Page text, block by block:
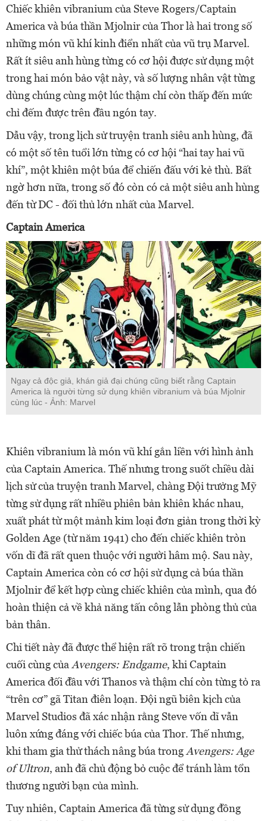
Chiếc khiên vibranium của Steve Rogers/Captain
America và búa thần Mjolnir của Thor là hai trong số
những món vũ khí kinh điển nhất của vũ trụ Marvel.
Rất ít siêu anh hùng từng có cơ hội được sử dụng một
trong hai món bảo vật này, và số lượng nhân vật từng
dùng chúng cùng một lúc thậm chí còn thấp đến mức
chỉ đếm được trên đầu ngón tay.
Dẫu vậy, trong lịch sử truyện tranh siêu anh hùng, đã
có một số tên tuổi lớn từng có cơ hội “hai tay hai vũ
khí”, một khiên một búa để chiến đấu với kẻ thù. Bất
ngờ hơn nữa, trong số đó còn có cả một siêu anh hùng
đến từ DC - đối thủ lớn nhất của Marvel.
Captain America
Ngay cả độc giả, khán giả đại chúng cũng biết rằng Captain
America là người từng sử dụng khiên vibranium và búa Mjolnir
cùng lúc - Ảnh: Marvel
Khiên vibranium là món vũ khí gắn liền với hình ảnh
của Captain America. Thế nhưng trong suốt chiều dài
lịch sử của truyện tranh Marvel, chàng Đội trưởng Mỹ
từng sử dụng rất nhiều phiên bản khiên khác nhau,
xuất phát từ một mảnh kim loại đơn giản trong thời kỳ
Golden Age (từ năm 1941) cho đến chiếc khiên tròn
vốn dĩ đã rất quen thuộc với người hâm mộ. Sau này,
Captain America còn có cơ hội sử dụng cả búa thần
Mjolnir để kết hợp cùng chiếc khiên của mình, qua đó
hoàn thiện cả về khả năng tấn công lẫn phòng thủ của
bản thân.
Chi tiết này đã được thể hiện rất rõ trong trận chiến
cuối cùng củaAvengers: Endgame, khi Captain
America đối đầu với Thanos và thậm chí còn từng tỏ ra
“trên cơ” gã Titan điên loạn. Đội ngũ biên kịch của
Marvel Studios đã xác nhận rằng Steve vốn dĩ vẫn
luôn xứng đáng với chiếc búa của Thor. Thế nhưng,
khi tham gia thử thách nâng búa trongAvengers: Age
of Ultron, anh đã chủ động bỏ cuộc để tránh làm tổn
thương người bạn của mình.
Tuy nhiên, Captain America đã từng sử dụng đồng